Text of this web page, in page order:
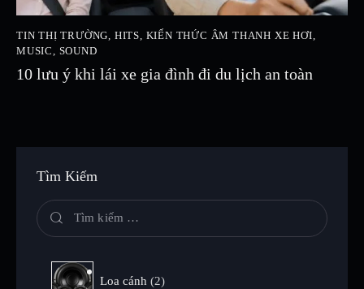
TIN THỊ TRƯỜNG, HITS, KIẾN THỨC ÂM THANH XE HƠI,
MUSIC, SOUND
10 lưu ý khi lái xe gia đình đi du lịch an toàn
Tìm Kiếm
Loa cánh 2